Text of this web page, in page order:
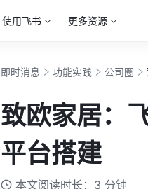
使用飞书 更多资源
即时消息 功能实践 公司圈
致欧家居：
平台搭建
本文阅读时长：3 分钟